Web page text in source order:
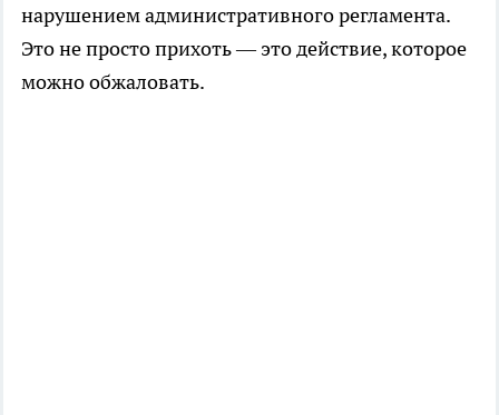
нарушением административного регламента.
Это не просто прихоть — это действие, которое
можно обжаловать.